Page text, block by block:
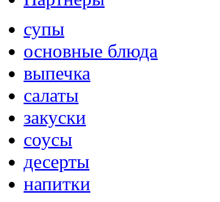
супы
основные блюда
выпечка
салаты
закуски
соусы
десерты
напитки